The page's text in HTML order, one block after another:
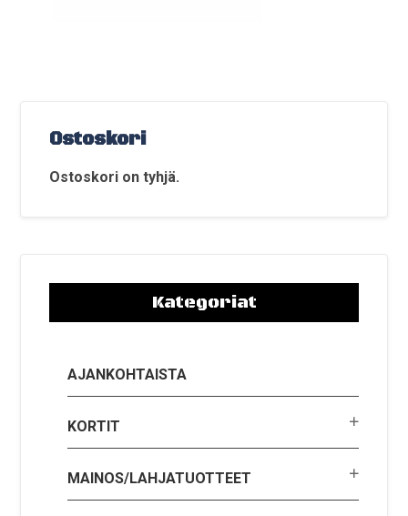
Ostoskori
Ostoskori on tyhjä.
Kategoriat
AJANKOHTAISTA
KORTIT
MAINOS/LAHJATUOTTEET